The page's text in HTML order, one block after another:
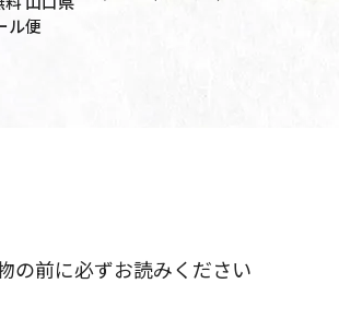
ル便
の前に必ずお読みください